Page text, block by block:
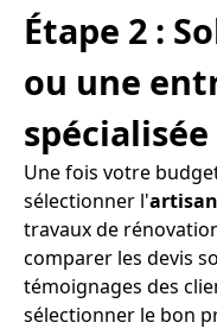
Étape 2 :
ou une
spécialisée
Une fois votre
sélectionner l'artisan
travaux de
comparer les devis
témoignages des
sélectionner le bon